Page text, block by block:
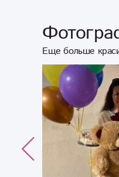
Еще больше